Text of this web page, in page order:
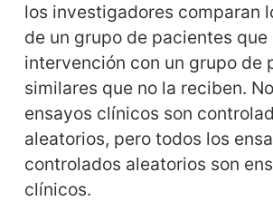
los investigadores comparan
de un grupo de pacientes que
intervención con un grupo de
similares que no la reciben.
ensayos clínicos son
aleatorios, pero todos los
controlados aleatorios son
clínicos.